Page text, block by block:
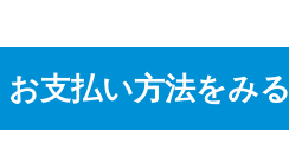
お支払い方法をみる